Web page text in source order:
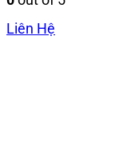
Liên Hệ